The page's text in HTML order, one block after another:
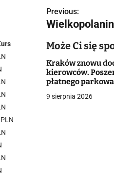
N
a
w
i
g
a
Previous:
Może Ci się
Kraków znowu
kierowców.
płatnego
9 sierpnia 2026